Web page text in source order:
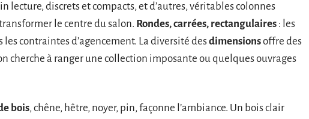
lecture, discrets et compacts, et d’autres, véritables colonnes
le centre du salon. Rondes, carrées, rectangulaires : les
contraintes d’agencement. La diversité desdimensionsoffre des
cherche à ranger une collection imposante ou quelques ouvrages
bois, chêne, hêtre, noyer, pin, façonne l’ambiance. Un bois clair